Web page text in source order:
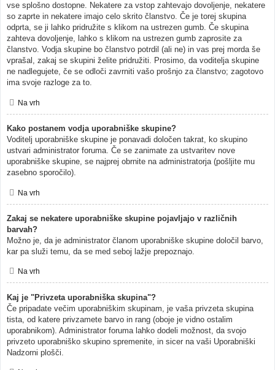
vse splošno dostopne. Nekatere za vstop zahtevajo dovoljenje, nekatere
so zaprte in nekatere imajo celo skrito članstvo. Če je torej skupina
odprta, se ji lahko pridružite s klikom na ustrezen gumb. Če skupina
zahteva dovoljenje, lahko s klikom na ustrezen gumb zaprosite za
članstvo. Vodja skupine bo članstvo potrdil (ali ne) in vas prej morda še
vprašal, zakaj se skupini želite pridružiti. Prosimo, da voditelja skupine
ne nadlegujete, če se odloči zavrniti vašo prošnjo za članstvo; zagotovo
ima svoje razloge za to.
Na vrh
Kako postanem vodja uporabniške skupine?
Voditelj uporabniške skupine je ponavadi določen takrat, ko skupino
ustvari administrator foruma. Če se zanimate za ustvaritev nove
uporabniške skupine, se najprej obrnite na administratorja (pošljite mu
zasebno sporočilo).
Na vrh
Zakaj se nekatere uporabniške skupine pojavljajo v različnih
barvah?
Možno je, da je administrator članom uporabniške skupine določil barvo,
kar pa služi temu, da se med seboj lažje prepoznajo.
Na vrh
Kaj je "Privzeta uporabniška skupina"?
Če pripadate večim uporabniškim skupinam, je vaša privzeta skupina
tista, od katere privzamete barvo in rang (oboje je vidno ostalim
uporabnikom). Administrator foruma lahko dodeli možnost, da svojo
privzeto uporabniško skupino spremenite, in sicer na vaši Uporabniški
Nadzorni plošči.